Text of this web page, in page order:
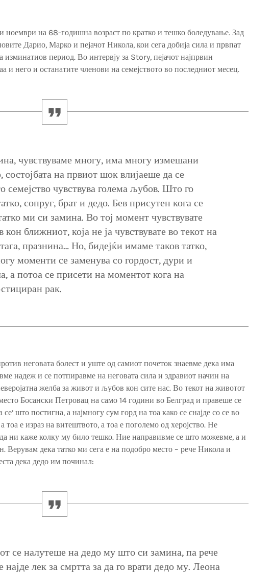
на 68-годишна возраст по кратко и тешко боледување. Зад
Дарио, Марко и пејачот Никола, кои сега добија сила и првпат
изминатиов период. Во интервју за Story, пејачот најпрвин
и него и останатите членови на семејството во последниот месец.
чувствуваме многу, има многу измешани
на првиот шок влијаеше да се
чувствува голема љубов. Што го
сопруг, брат и дедо. Бев присутен кога се
ми си замина. Во тој момент чувствувате
ближниот, која не ја чувствувате во текот на
празнина… Но, бидејќи имаме таков татко,
моменти се заменува со гордост, дури и
а потоа се присети на моментот кога на
рак.
неговата болест и уште од самиот почеток знаевме дека има
надеж и се потпиравме на неговата сила и здравиот начин на
желба за живот и љубов кон сите нас. Во текот на животот
Босански Петровац на само 14 години во Белград и правеше се
што постигна, а најмногу сум горд на тоа како се снајде со се во
е израз на витештвото, а тоа е поголемо од херојство. Не
ни каже колку му било тешко. Ние направивме се што можевме, а и
Верувам дека татко ми сега е на подобро место – рече Никола и
дека дедо им починал:
се налутеше на дедо му што си замина, па рече
лек за смртта за да го врати дедо му. Леона